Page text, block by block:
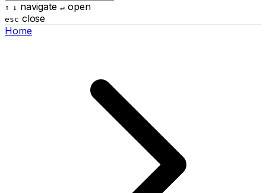
↑ ↓ navigate ↵open
esc close
Home